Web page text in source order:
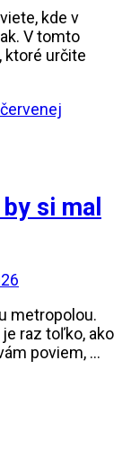
kde v
V tomto
ktoré určite
si mal
metropolou.
raz toľko, ako
poviem, …